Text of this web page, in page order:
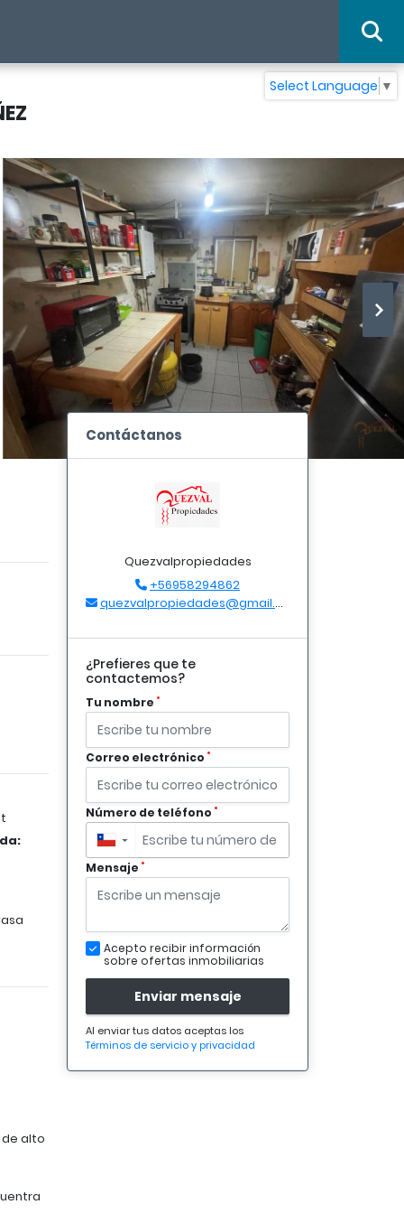
Select Language ▼
de alto
Contáctanos
Quezvalpropiedades
+56958294862
quezvalpropiedades@gmail.com
¿Prefieres que te
contactemos?
Tu nombre *
Correo electrónico *
Número de teléfono *
▼
Mensaje *
Acepto recibir información
sobre ofertas inmobiliarias
Enviar mensaje
Al enviar tus datos aceptas los
Términos de servicio y privacidad